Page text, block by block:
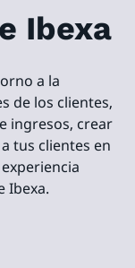
Ibexa
a la
de los clientes,
ingresos, crear
tus clientes en
Ibexa.